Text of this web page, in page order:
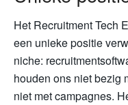
Het Recruitment Tech
een unieke positie
niche:
houden ons niet bezig
niet met campagnes.